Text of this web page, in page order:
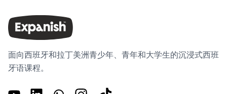
面向西班牙和拉丁美洲青少年、青年和大学生的沉浸式西班
牙语课程。